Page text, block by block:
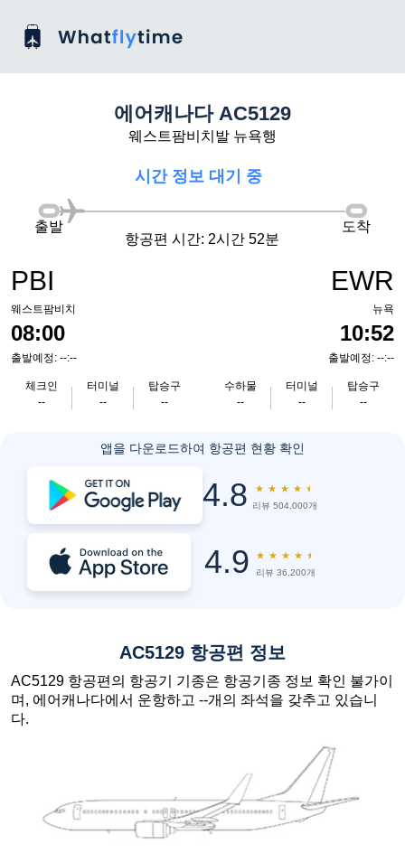
에어캐나다 AC5129
웨스트팜비치발 뉴욕행
시간 정보 대기 중
PBI
웨스트팜비치
08:00
출발예정: --:--
체크인
--
터미널
--
탑승구
--
출발
항공편 시간: 2시간 52분
도착
EWR
뉴욕
10:52
출발예정: --:--
수하물
--
터미널
--
탑승구
--
앱을 다운로드하여 항공편 현황 확인
4.8 ★ ★ ★ ★ ★
리뷰 504,000개
4.9 ★ ★ ★ ★ ★
리뷰 36,200개
AC5129 항공편 정보
AC5129 항공편의 항공기 기종은 항공기종 정보 확인 불가이
며, 에어캐나다에서 운항하고 --개의 좌석을 갖추고 있습니
다.